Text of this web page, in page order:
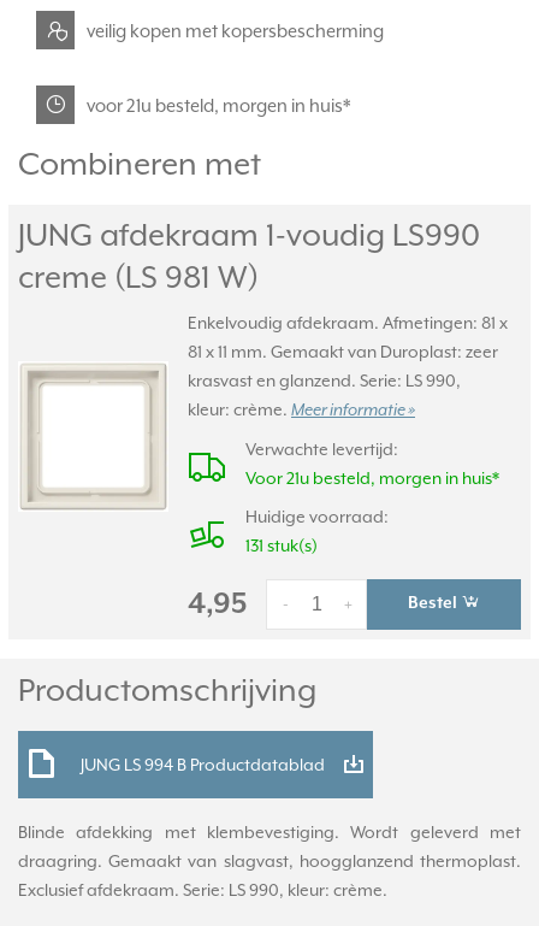
veilig kopen met kopersbescherming
voor 21u besteld, morgen in huis*
Combineren met
JUNG afdekraam 1-voudig LS990
creme (LS 981 W)
Enkelvoudig afdekraam. Afmetingen: 81 x
81 x 11 mm. Gemaakt van Duroplast: zeer
krasvast en glanzend. Serie: LS 990,
kleur: crème. Meer informatie »
Verwachte levertijd:
Voor 21u besteld, morgen in huis*
Huidige voorraad:
131 stuk(s)
4,95 +
- Bestel
Productomschrijving
JUNG LS 994 B Productdatablad
Blinde afdekking met klembevestiging. Wordt geleverd met
draagring. Gemaakt van slagvast, hoogglanzend thermoplast.
Exclusief afdekraam. Serie: LS 990, kleur: crème.